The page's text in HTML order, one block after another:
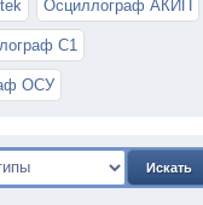
Осциллограф АКИП
С1
ОСУ
Искать